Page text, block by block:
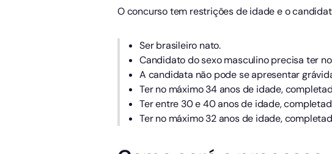
O concurso tem restrições de idade e o
Ser brasileiro nato.
Candidato do sexo masculino precisa ter
A candidata não pode se apresentar
Ter no máximo 34 anos de idade,
Ter entre 30 e 40 anos de idade,
Ter no máximo 32 anos de idade,